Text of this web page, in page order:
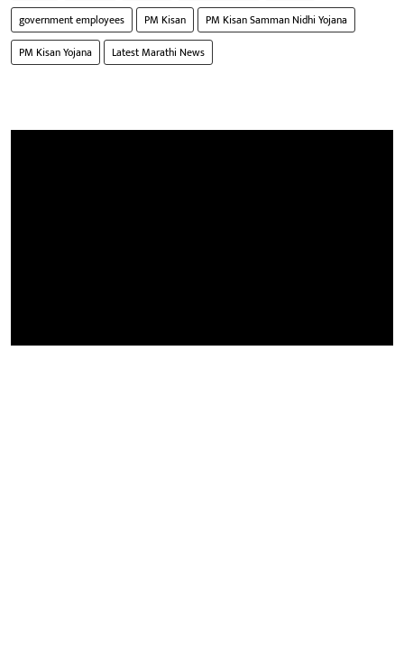
government employees
PM Kisan
PM Kisan Samman Nidhi Yojana
PM Kisan Yojana
Latest Marathi News